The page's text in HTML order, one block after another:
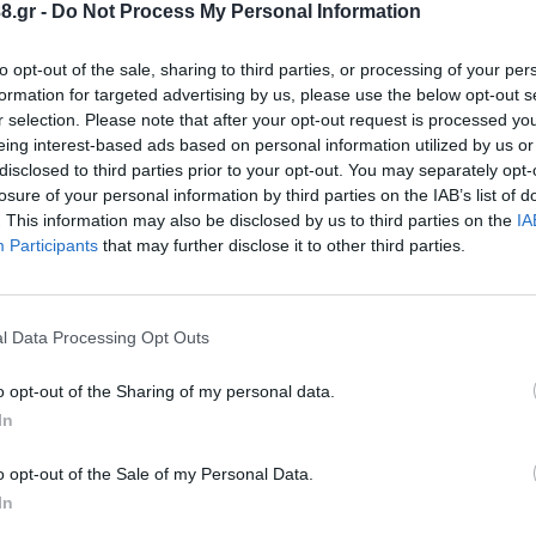
- Do Not Process My Personal Information
opt-out of the sale, sharing to third parties, or processing of your
for targeted advertising by us, please use the below opt-out
selection. Please note that after your opt-out request is processed
interest-based ads based on personal information utilized by us
to third parties prior to your opt-out. You may separately
of your personal information by third parties on the IAB’s list of
This information may also be disclosed by us to third parties on the
Participants that may further disclose it to other third parties.
Data Processing Opt Outs
opt-out of the Sharing of my personal data.
opt-out of the Sale of my Personal Data.
ως "αντισυνταγματικές" με απόφαση του
όπως αυτή εκφράσθηκε στην κάλπη. Ακολούθησε
νομιμοποιημένες οι αποφάσεις- και η
θέμα στο Περιφερειακό Συμβούλιο, αιτήματα
χαρακτήρισε ως "σωστή".
και Προέδρου της